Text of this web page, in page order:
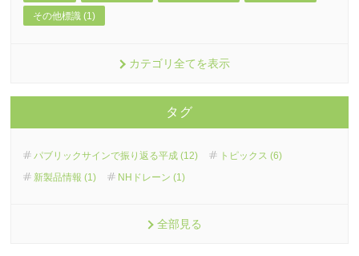
その他標識 (1)
カテゴリ全てを表示
タグ
パブリックサインで振り返る平成 (12)
トピックス (6)
新製品情報 (1)
NHドレーン (1)
全部見る